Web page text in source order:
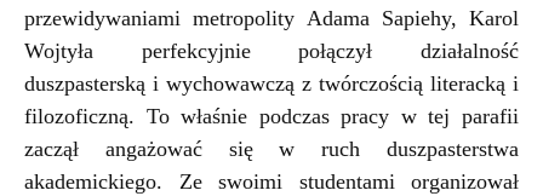
przewidywaniami metropolity Adama Sapiehy, Karol
Wojtyła perfekcyjnie połączył działalność
duszpasterską i wychowawczą z twórczością literacką i
filozoficzną. To właśnie podczas pracy w tej parafii
zaczął angażować się w ruch duszpasterstwa
akademickiego. Ze swoimi studentami organizował